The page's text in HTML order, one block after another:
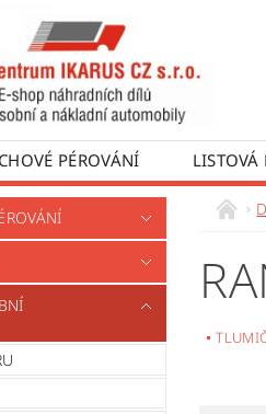
PÉROVÁNÍ LISTOVÁ
DÍLY PRO
MOTORU